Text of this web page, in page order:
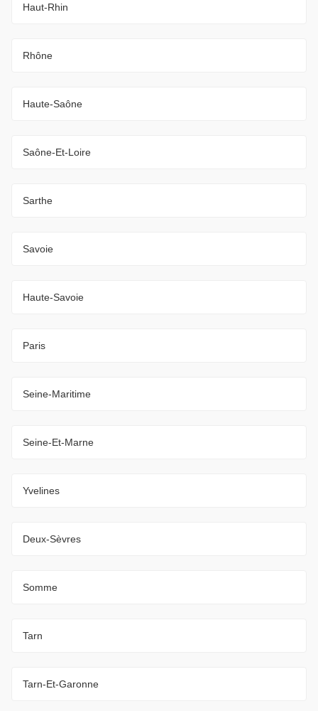
Haut-Rhin
Rhône
Haute-Saône
Saône-Et-Loire
Sarthe
Savoie
Haute-Savoie
Paris
Seine-Maritime
Seine-Et-Marne
Yvelines
Deux-Sèvres
Somme
Tarn
Tarn-Et-Garonne